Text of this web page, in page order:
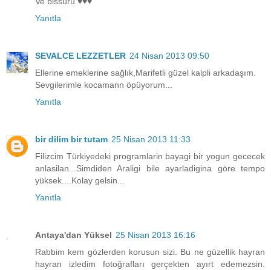
Yanıtla
SEVALCE LEZZETLER 24 Nisan 2013 09:50
Ellerine emeklerine sağlık,Marifetli güzel kalpli arkadaşım.
Sevgilerimle kocamann öpüyorum...
Yanıtla
bir dilim bir tutam 25 Nisan 2013 11:33
Filizcim Türkiyedeki programlarin bayagi bir yogun gececek
anlasilan...Simdiden Araligi bile ayarladigina göre tempo
yüksek....Kolay gelsin...
Yanıtla
Antaya'dan Yüksel 25 Nisan 2013 16:16
Rabbim kem gözlerden korusun sizi. Bu ne güzellik hayran
hayran izledim fotoğrafları gerçekten ayırt edemezsin.